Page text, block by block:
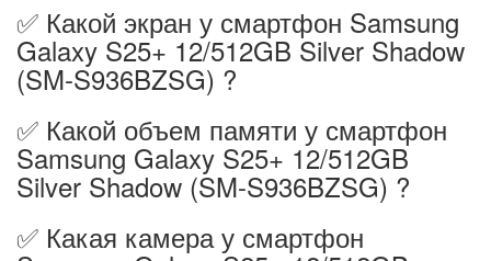
✅ Какой экран у смартфон Samsung
Galaxy S25+ 12/512GB Silver Shadow
(SM-S936BZSG) ?
✅ Какой объем памяти у смартфон
Samsung Galaxy S25+ 12/512GB
Silver Shadow (SM-S936BZSG) ?
✅ Какая камера у смартфон